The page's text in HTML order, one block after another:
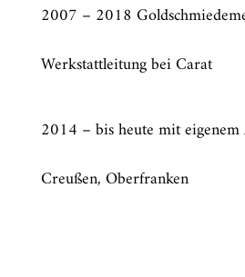
2007 – 2018
Werkstattleitung bei Carat
2014 – bis heute mit
Creußen, Oberfranken